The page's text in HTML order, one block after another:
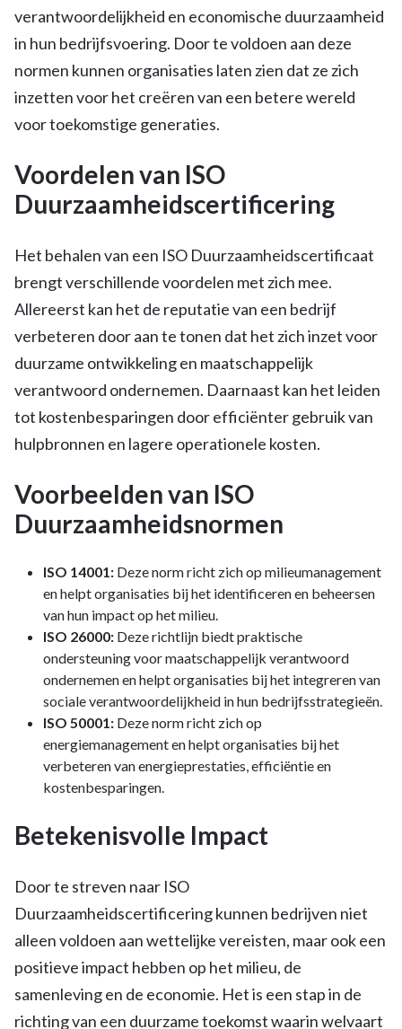
verantwoordelijkheid en economische duurzaamheid
in hun bedrijfsvoering. Door te voldoen aan deze
normen kunnen organisaties laten zien dat ze zich
inzetten voor het creëren van een betere wereld
voor toekomstige generaties.
Voordelen van ISO
Duurzaamheidscertificering
Het behalen van een ISO Duurzaamheidscertificaat
brengt verschillende voordelen met zich mee.
Allereerst kan het de reputatie van een bedrijf
verbeteren door aan te tonen dat het zich inzet voor
duurzame ontwikkeling en maatschappelijk
verantwoord ondernemen. Daarnaast kan het leiden
tot kostenbesparingen door efficiënter gebruik van
hulpbronnen en lagere operationele kosten.
Voorbeelden van ISO
Duurzaamheidsnormen
ISO 14001: Deze norm richt zich op milieumanagement
en helpt organisaties bij het identificeren en beheersen
van hun impact op het milieu.
ISO 26000: Deze richtlijn biedt praktische
ondersteuning voor maatschappelijk verantwoord
ondernemen en helpt organisaties bij het integreren van
sociale verantwoordelijkheid in hun bedrijfsstrategieën.
ISO 50001: Deze norm richt zich op
energiemanagement en helpt organisaties bij het
verbeteren van energieprestaties, efficiëntie en
kostenbesparingen.
Betekenisvolle Impact
Door te streven naar ISO
Duurzaamheidscertificering kunnen bedrijven niet
alleen voldoen aan wettelijke vereisten, maar ook een
positieve impact hebben op het milieu, de
samenleving en de economie. Het is een stap in de
richting van een duurzame toekomst waarin welvaart